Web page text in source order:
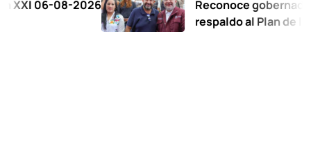
08-2026
Reconoce gobernadora al
respaldo al Plan de la Zona